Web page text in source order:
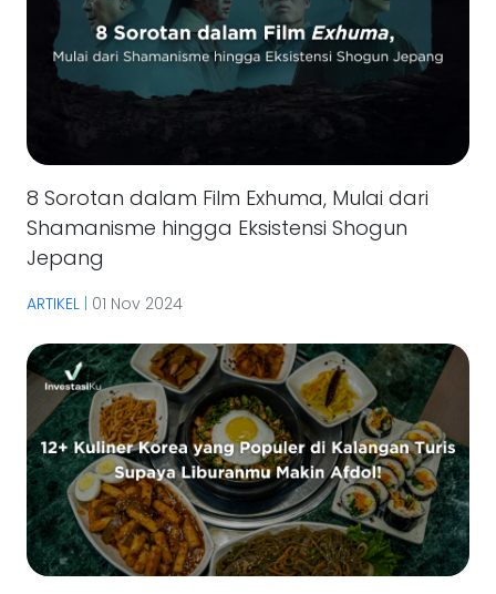
8 Sorotan dalam Film Exhuma, Mulai dari
Shamanisme hingga Eksistensi Shogun
Jepang
ARTIKEL | 01 Nov 2024